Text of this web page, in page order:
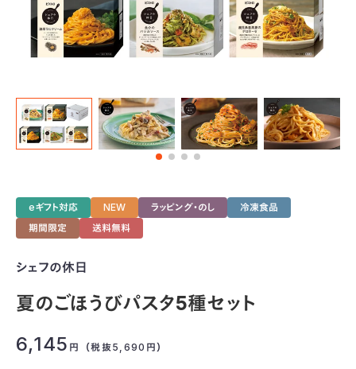
eギフト対応 NEW ラッピング・のし
冷凍食品
期間限定
送料無料
シェフの休日
夏のごほうびパスタ5種セット
6,145 円 （税抜5,690 円）